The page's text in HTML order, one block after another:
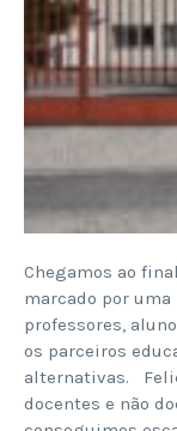
Chegamos ao
marcado por uma
professores,
os parceiros
alternativas.
docentes e não